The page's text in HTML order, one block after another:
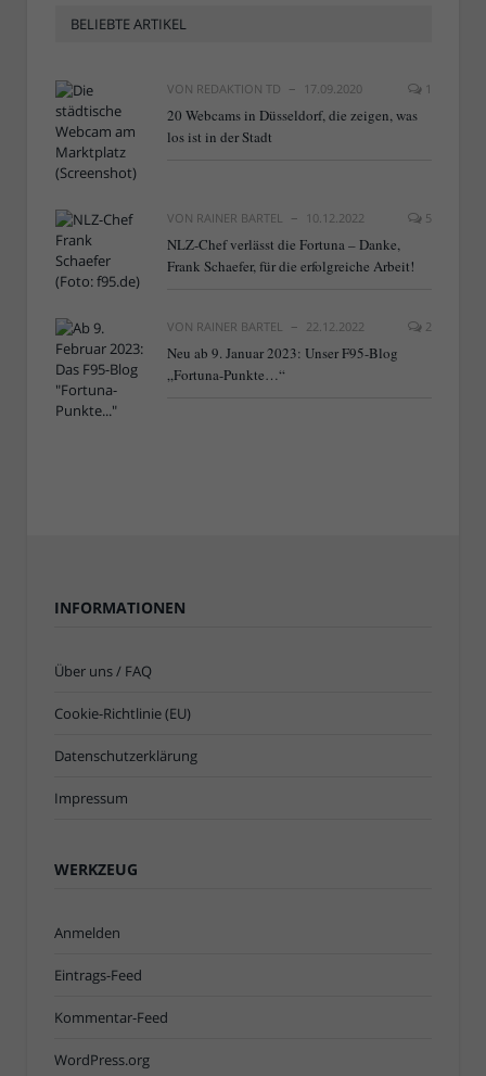
BELIEBTE ARTIKEL
VON REDAKTION TD 17.09.2020 1
20 Webcams in Düsseldorf, die zeigen, was
los ist in der Stadt
VON RAINER BARTEL 10.12.2022 5
NLZ-Chef verlässt die Fortuna – Danke,
Frank Schaefer, für die erfolgreiche Arbeit!
VON RAINER BARTEL 22.12.2022 2
Neu ab 9. Januar 2023: Unser F95-Blog
„Fortuna-Punkte…“
INFORMATIONEN
Über uns / FAQ
Cookie-Richtlinie (EU)
Datenschutzerklärung
Impressum
WERKZEUG
Anmelden
Eintrags-Feed
Kommentar-Feed
WordPress.org